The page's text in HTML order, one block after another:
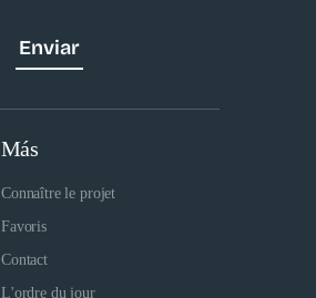
Más
Connaître le projet
Favoris
Contact
L'ordre du jour